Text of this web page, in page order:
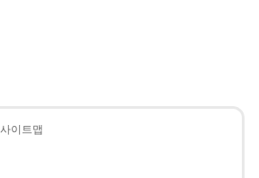
사이트맵